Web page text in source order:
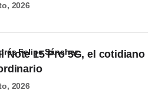
2026
Note 15 Pro 5G, el cotidiano
Felipe Sánchez
2026